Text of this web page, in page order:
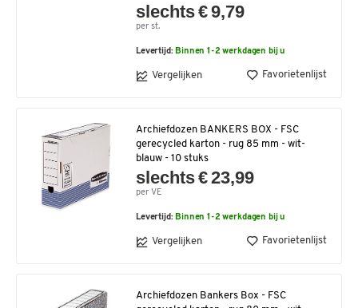
slechts € 9,79
per st.
Levertijd: Binnen 1-2 werkdagen bij u
Vergelijken Favorietenlijst
Archiefdozen BANKERS BOX - FSC
gerecycled karton - rug 85 mm - wit-
blauw - 10 stuks
slechts € 23,99
per VE
Levertijd: Binnen 1-2 werkdagen bij u
Vergelijken Favorietenlijst
Archiefdozen Bankers Box - FSC